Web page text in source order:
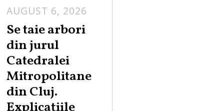
AUGUST 6, 2026
Se taie arbori
din jurul
Catedralei
Mitropolitane
din Cluj.